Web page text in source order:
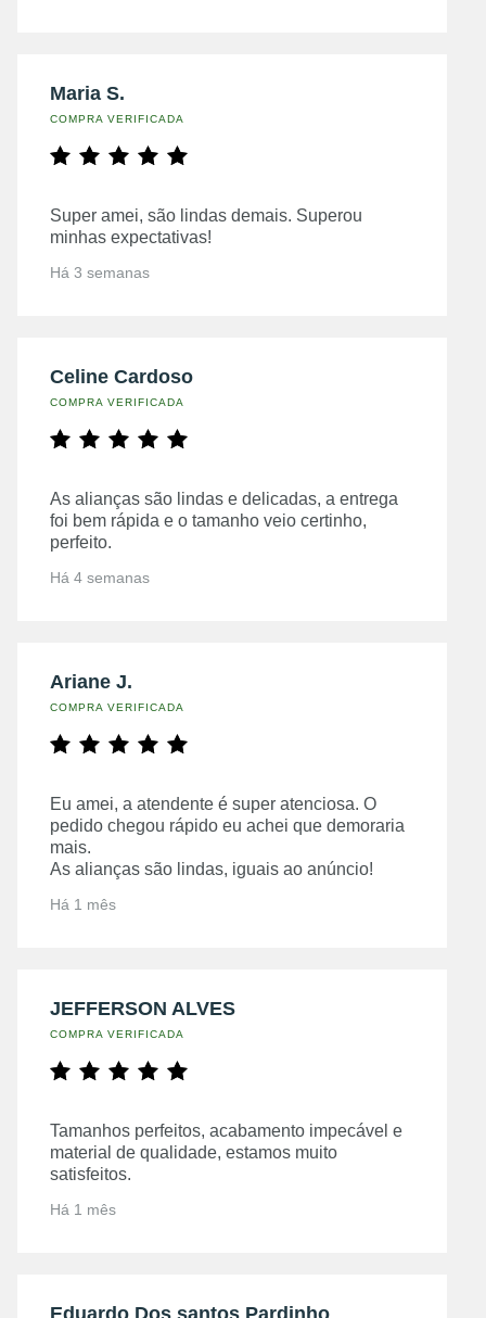
Maria S.
COMPRA VERIFICADA
Super amei, são lindas demais. Superou
minhas expectativas!
Há 3 semanas
Celine Cardoso
COMPRA VERIFICADA
As alianças são lindas e delicadas, a entrega
foi bem rápida e o tamanho veio certinho,
perfeito.
Há 4 semanas
Ariane J.
COMPRA VERIFICADA
Eu amei, a atendente é super atenciosa. O
pedido chegou rápido eu achei que demoraria
mais.
As alianças são lindas, iguais ao anúncio!
Há 1 mês
JEFFERSON ALVES
COMPRA VERIFICADA
Tamanhos perfeitos, acabamento impecável e
material de qualidade, estamos muito
satisfeitos.
Há 1 mês
Eduardo Dos santos Pardinho